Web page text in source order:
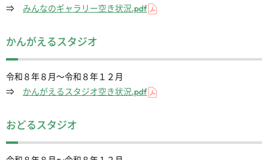
⇒ みんなのギャラリー空き状況.pdf
かんがえるスタジオ
令和８年８月～令和８年１２月
⇒ かんがえるスタジオ空き状況.pdf
おどるスタジオ